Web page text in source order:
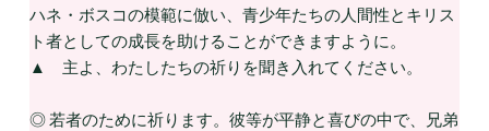
ハネ・ボスコの模範に倣い、青少年たちの人間性とキリス
ト者としての成長を助けることができますように。
▲ 主よ、わたしたちの祈りを聞き入れてください。
◎ 若者のために祈ります。彼等が平静と喜びの中で、兄弟